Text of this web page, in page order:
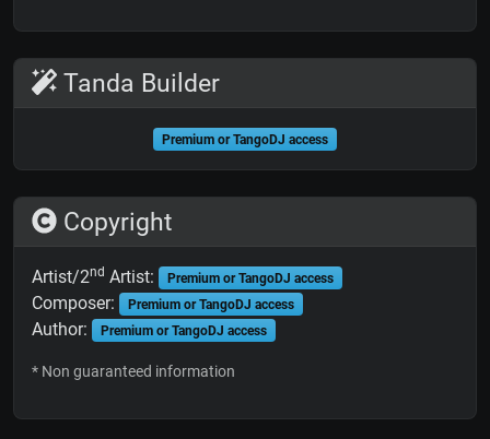
Tanda Builder
Premium or TangoDJ access
Copyright
Artist/2nd Artist: Premium or TangoDJ access
Composer: Premium or TangoDJ access
Author: Premium or TangoDJ access
* Non guaranteed information